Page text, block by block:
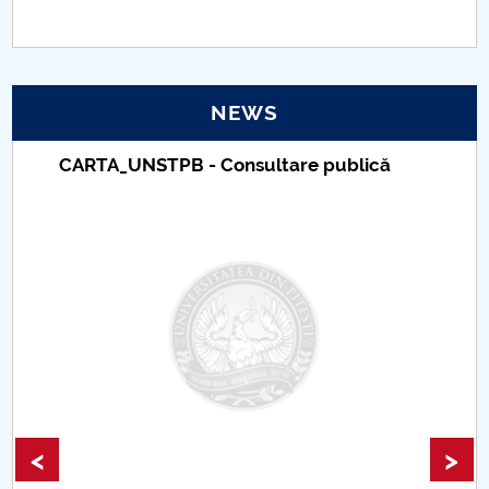
PNRR
IOSUD/CSUD – PhD studies
Comisie de etica unversitară
Accesibilitate pentru studenții cu dizabilități
NEWS
CARTA_UNSTPB - Consultare publică
< >